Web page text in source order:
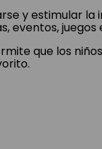
y estimular la
eventos, juegos
que los